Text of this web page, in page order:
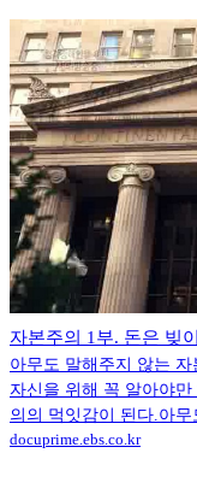
자본주의 1부. 돈은 빚
아무도 말해주지 않는
자신을 위해 꼭 알아야
의의 먹잇감이 된다.아무
docuprime.ebs.co.kr